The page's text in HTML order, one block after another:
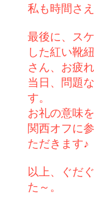
私も時間さ
最後に、ス
した紅い靴紐
さん、お疲
当日、問題
す。
お礼の意味
関西オフに
ただきます♪
以上、ぐだ
た～。